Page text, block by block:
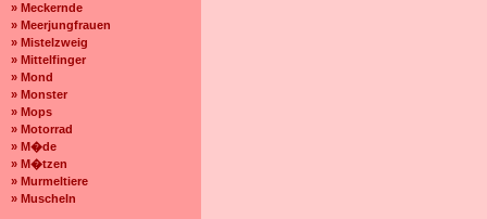
» Meckernde
» Meerjungfrauen
» Mistelzweig
» Mittelfinger
» Mond
» Monster
» Mops
» Motorrad
» M�de
» M�tzen
» Murmeltiere
» Muscheln